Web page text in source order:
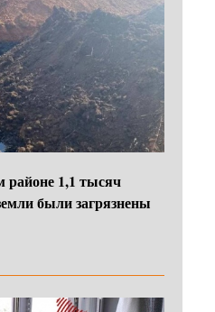
районе 1,1 тысяч
были загрязнены